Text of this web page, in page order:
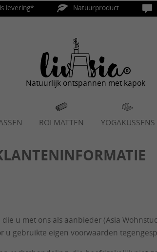
levering* Natuurproduct
Natuurlijk ontspannen met kapok
ROLMATTEN YOGAKUSSENS
u met ons als aanbieder (Asia
gebruikte eigen voorwaarden